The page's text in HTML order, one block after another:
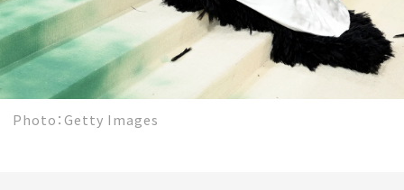
Photo：Getty Images